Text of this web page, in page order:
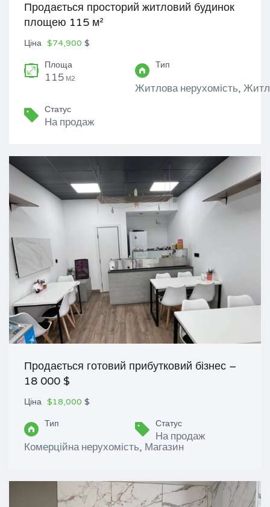
Продається просторий житловий будинок
площею 115 м²
Ціна $74,900 $
Площа
115 М2
Тип
Житлова нерухомість,
Статус
На продаж
Продається готовий прибутковий бізнес –
18 000 $
Ціна $18,000 $
Тип
Комерційна нерухомість, Магазин
Статус
На продаж